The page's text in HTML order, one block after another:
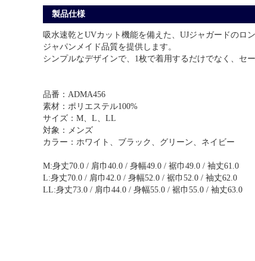
製品仕様
吸水速乾とUVカット機能を備えた、UJジャガードのロ
ジャパンメイド品質を提供します。
シンプルなデザインで、1枚で着用するだけでなく、セ
品番：ADMA456
素材：ポリエステル100%
サイズ：M、L、LL
対象：メンズ
カラー：ホワイト、ブラック、グリーン、ネイビー
M:身丈70.0 / 肩巾40.0 / 身幅49.0 / 裾巾49.0 / 袖丈61.0
L:身丈70.0 / 肩巾42.0 / 身幅52.0 / 裾巾52.0 / 袖丈62.0
LL:身丈73.0 / 肩巾44.0 / 身幅55.0 / 裾巾55.0 / 袖丈63.0